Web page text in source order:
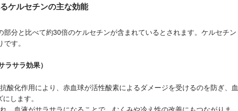
ケルセチンの主な効能
部分と比べて約30倍のケルセチンが含まれているとされます。ケルセチン
す。
サラ効果）
酸化作用により、赤血球が活性酸素によるダメージを受けるのを防ぎ、血
します。